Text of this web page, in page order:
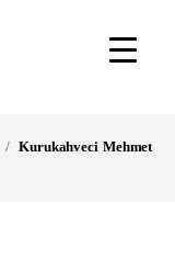
/ Kurukahveci Mehmet